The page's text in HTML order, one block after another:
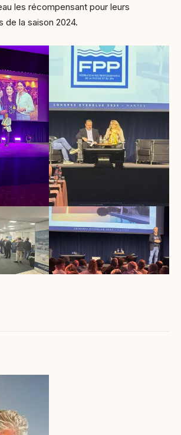
les récompensant pour leurs
de la saison 2024.